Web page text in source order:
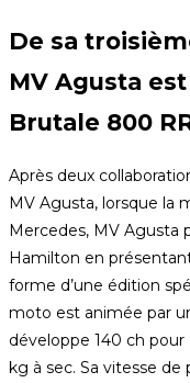
De sa
MV Agusta
Brutale 800
Après deux
MV Agusta, lorsque la
Mercedes, MV Agusta
Hamilton en
forme d’une édition
moto est animée par
développe 140 ch
kg à sec. Sa vitesse